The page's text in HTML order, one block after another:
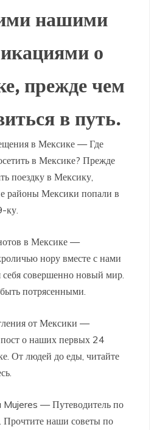
нашими
о
прежде чем
в путь.
в Мексике — Где
в Мексике? Прежде
поездку в Мексику,
районы Мексики попали в
ку.
в Мексике —
нору вместе с нами
себя совершенно новый мир.
потрясенными.
от Мексики —
о наших первых 24
От людей до еды, читайте
Mujeres — Путеводитель по
наши советы по